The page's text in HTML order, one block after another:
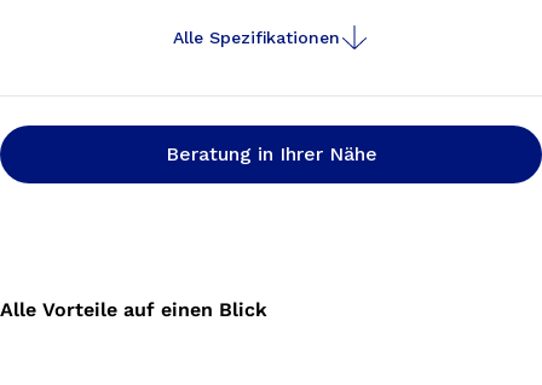
Alle Spezifikationen
Beratung in Ihrer Nähe
Alle Vorteile auf einen Blick